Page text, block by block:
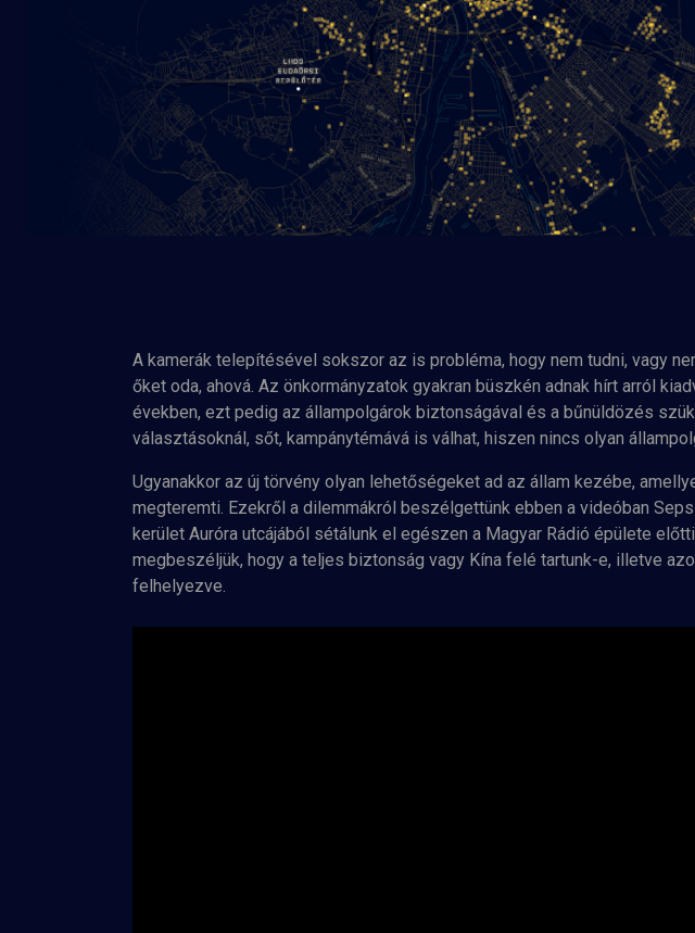
A kamerák telepítésével sokszor az is probléma, hogy nem tudni, vagy
őket oda, ahová. Az önkormányzatok gyakran büszkén adnak hírt arról
években, ezt pedig az állampolgárok biztonságával és a bűnüldözés
választásoknál, sőt, kampánytémává is válhat, hiszen nincs olyan
Ugyanakkor az új törvény olyan lehetőségeket ad az állam kezébe,
megteremti. Ezekről a dilemmákról beszélgettünk ebben a videóban
kerület Auróra utcájából sétálunk el egészen a Magyar Rádió épülete
megbeszéljük, hogy a teljes biztonság vagy Kína felé tartunk-e, illetve
felhelyezve.